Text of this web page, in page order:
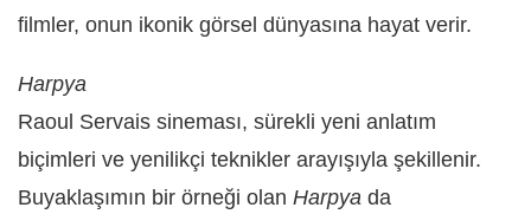
filmler, onun ikonik görsel dünyasına hayat verir.
Harpya
Raoul Servais sineması, sürekli yeni anlatım
biçimleri ve yenilikçi teknikler arayışıyla şekillenir.
Buyaklaşımın bir örneği olan Harpya da